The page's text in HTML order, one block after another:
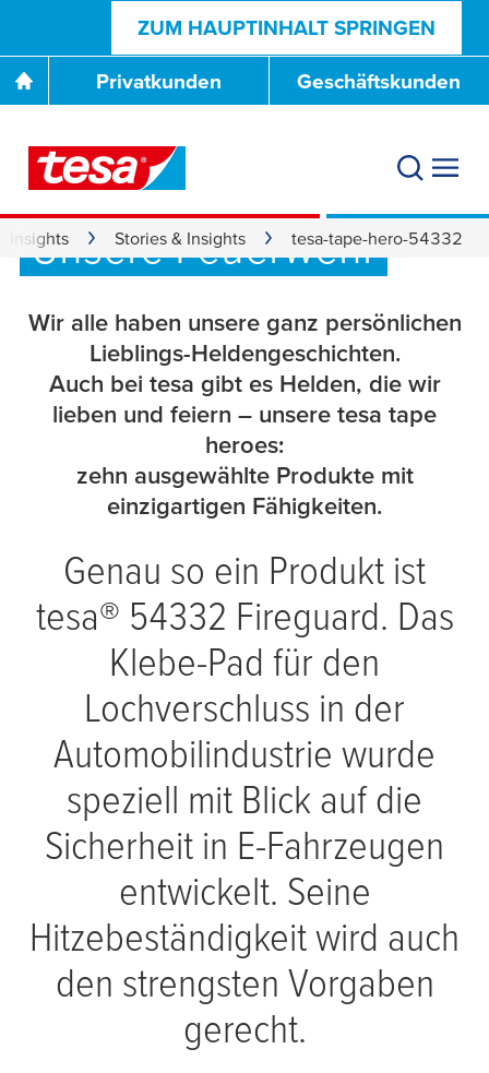
ZUM HAUPTINHALT SPRINGEN
Privatkunden Geschäftskunden
Insights Stories & Insights tesa-tape-hero-54332
tesa®54332:
Unsere Feuerwehr
Wir alle haben unsere ganz persönlichen
Lieblings-Heldengeschichten.
Auch bei tesa gibt es Helden, die wir
lieben und feiern – unsere tesa tape
heroes:
zehn ausgewählte Produkte mit
einzigartigen Fähigkeiten.
Genau so ein Produkt ist
tesa® 54332 Fireguard. Das
Klebe-Pad für den
Lochverschluss in der
Automobilindustrie wurde
speziell mit Blick auf die
Sicherheit in E-Fahrzeugen
entwickelt. Seine
Hitzebeständigkeit wird auch
den strengsten Vorgaben
gerecht.